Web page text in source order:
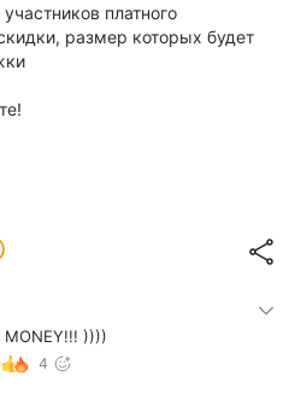
платного
размер которых будет
MONEY!!! ))))
4